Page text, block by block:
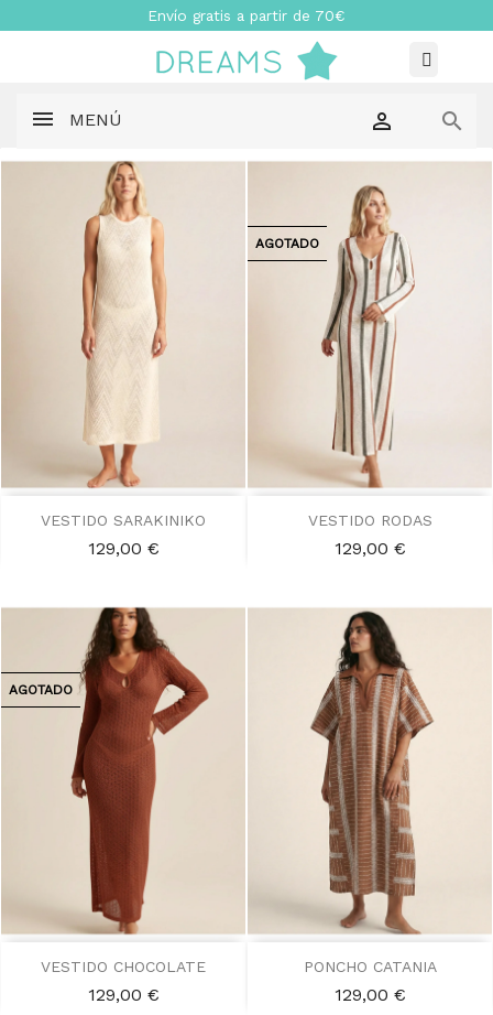
Envío gratis a partir de 70€
MENÚ  
VESTIDO SARAKINIKO
Precio
129,00 €
VESTIDO RODAS
Precio
129,00 €
AGOTADO
VESTIDO CHOCOLATE
Precio
129,00 €
AGOTADO
PONCHO CATANIA
Precio
129,00 €